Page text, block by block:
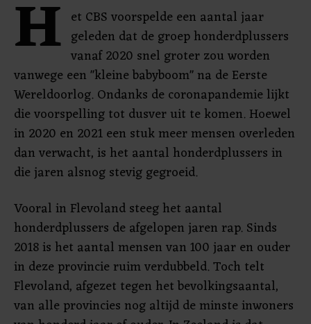
H et CBS voorspelde een aantal jaar
geleden dat de groep honderdplussers
vanaf 2020 snel groter zou worden
vanwege een "kleine babyboom" na de Eerste
Wereldoorlog. Ondanks de coronapandemie lijkt
die voorspelling tot dusver uit te komen. Hoewel
in 2020 en 2021 een stuk meer mensen overleden
dan verwacht, is het aantal honderdplussers in
die jaren alsnog stevig gegroeid.
Vooral in Flevoland steeg het aantal
honderdplussers de afgelopen jaren rap. Sinds
2018 is het aantal mensen van 100 jaar en ouder
in deze provincie ruim verdubbeld. Toch telt
Flevoland, afgezet tegen het bevolkingsaantal,
van alle provincies nog altijd de minste inwoners